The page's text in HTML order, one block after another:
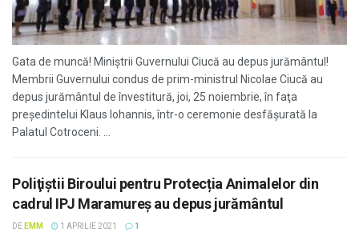
Gata de muncă! Miniștrii Guvernului Ciucă au depus jurământul!
Membrii Guvernului condus de prim-ministrul Nicolae Ciucă au
depus jurământul de învestitură, joi, 25 noiembrie, în faţa
preşedintelui Klaus Iohannis, într-o ceremonie desfăşurată la
Palatul Cotroceni. ...
Poliţiştii Biroului pentru Protecția Animalelor din
cadrul IPJ Maramureş au depus jurământul
DE EMM 1 APRILIE 2021 1